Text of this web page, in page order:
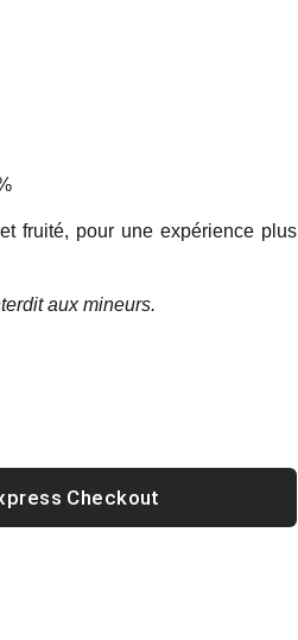
fruité, pour une expérience plus
aux mineurs.
Checkout